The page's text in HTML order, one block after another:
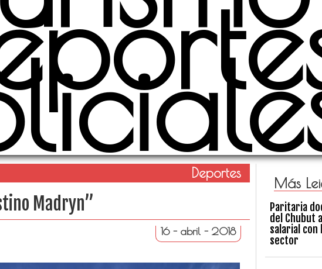
Deportes
Madryn”
16 - abril - 2018
Más
Paritaria
del Chubut
salarial con
sector